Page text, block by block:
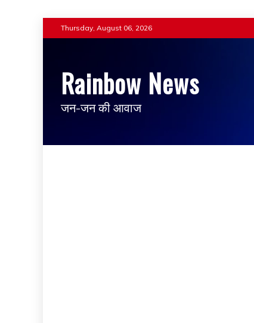
Thursday, August 06, 2026
Rainbow News
जन-जन की आवाज